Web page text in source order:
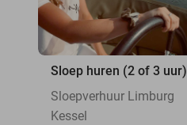
Sloep huren (2 of 3 uur)
Sloepverhuur Limburg
Kessel